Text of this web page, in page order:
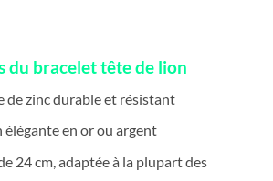
du bracelet tête de lion
de zinc durable et résistant
en or ou argent
24 cm, adaptée à la plupart des